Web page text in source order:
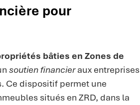
pour
bâties en Zones de
soutien financieraux entreprises
Ce dispositif permet une
situés en ZRD, dans la